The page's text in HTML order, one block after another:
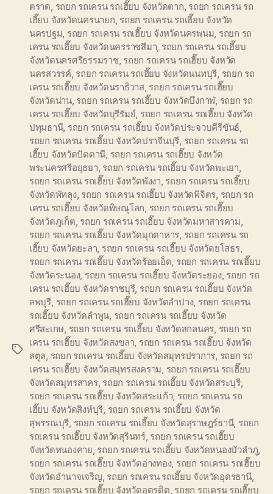
Tags
ตราด, รถยก รถเครน รถเฮี๊ยบ จังหวัดตาก, รถยก รถเครน รถ
เฮี๊ยบ จังหวัดนครนายก, รถยก รถเครน รถเฮี๊ยบ จังหวัด
นครปฐม, รถยก รถเครน รถเฮี๊ยบ จังหวัดนครพนม, รถยก รถ
เครน รถเฮี๊ยบ จังหวัดนครราชสีมา, รถยก รถเครน รถเฮี๊ยบ
จังหวัดนครศรีธรรมราช, รถยก รถเครน รถเฮี๊ยบ จังหวัด
นครสวรรค์, รถยก รถเครน รถเฮี๊ยบ จังหวัดนนทบุรี, รถยก รถ
เครน รถเฮี๊ยบ จังหวัดนราธิวาส, รถยก รถเครน รถเฮี๊ยบ
จังหวัดน่าน, รถยก รถเครน รถเฮี๊ยบ จังหวัดบึงกาฬ, รถยก รถ
เครน รถเฮี๊ยบ จังหวัดบุรีรัมย์, รถยก รถเครน รถเฮี๊ยบ จังหวัด
ปทุมธานี, รถยก รถเครน รถเฮี๊ยบ จังหวัดประจวบคีรีขันธ์,
รถยก รถเครน รถเฮี๊ยบ จังหวัดปราจีนบุรี, รถยก รถเครน รถ
เฮี๊ยบ จังหวัดปัตตานี, รถยก รถเครน รถเฮี๊ยบ จังหวัด
พระนครศรีอยุธยา, รถยก รถเครน รถเฮี๊ยบ จังหวัดพะเยา,
รถยก รถเครน รถเฮี๊ยบ จังหวัดพังงา, รถยก รถเครน รถเฮี๊ยบ
จังหวัดพัทลุง, รถยก รถเครน รถเฮี๊ยบ จังหวัดพิจิตร, รถยก รถ
เครน รถเฮี๊ยบ จังหวัดพิษณุโลก, รถยก รถเครน รถเฮี๊ยบ
จังหวัดภูเก็ต, รถยก รถเครน รถเฮี๊ยบ จังหวัดมหาสารคาม,
รถยก รถเครน รถเฮี๊ยบ จังหวัดมุกดาหาร, รถยก รถเครน รถ
เฮี๊ยบ จังหวัดยะลา, รถยก รถเครน รถเฮี๊ยบ จังหวัดยโสธร,
รถยก รถเครน รถเฮี๊ยบ จังหวัดร้อยเอ็ด, รถยก รถเครน รถเฮี๊ยบ
จังหวัดระนอง, รถยก รถเครน รถเฮี๊ยบ จังหวัดระยอง, รถยก รถ
เครน รถเฮี๊ยบ จังหวัดราชบุรี, รถยก รถเครน รถเฮี๊ยบ จังหวัด
ลพบุรี, รถยก รถเครน รถเฮี๊ยบ จังหวัดลำปาง, รถยก รถเครน
รถเฮี๊ยบ จังหวัดลำพูน, รถยก รถเครน รถเฮี๊ยบ จังหวัด
ศรีสะเกษ, รถยก รถเครน รถเฮี๊ยบ จังหวัดสกลนคร, รถยก รถ
เครน รถเฮี๊ยบ จังหวัดสงขลา, รถยก รถเครน รถเฮี๊ยบ จังหวัด
สตูล, รถยก รถเครน รถเฮี๊ยบ จังหวัดสมุทรปราการ, รถยก รถ
เครน รถเฮี๊ยบ จังหวัดสมุทรสงคราม, รถยก รถเครน รถเฮี๊ยบ
จังหวัดสมุทรสาคร, รถยก รถเครน รถเฮี๊ยบ จังหวัดสระบุรี,
รถยก รถเครน รถเฮี๊ยบ จังหวัดสระแก้ว, รถยก รถเครน รถ
เฮี๊ยบ จังหวัดสิงห์บุรี, รถยก รถเครน รถเฮี๊ยบ จังหวัด
สุพรรณบุรี, รถยก รถเครน รถเฮี๊ยบ จังหวัดสุราษฎร์ธานี, รถยก
รถเครน รถเฮี๊ยบ จังหวัดสุรินทร์, รถยก รถเครน รถเฮี๊ยบ
จังหวัดหนองคาย, รถยก รถเครน รถเฮี๊ยบ จังหวัดหนองบัวลำภู,
รถยก รถเครน รถเฮี๊ยบ จังหวัดอ่างทอง, รถยก รถเครน รถเฮี๊ยบ
จังหวัดอำนาจเจริญ, รถยก รถเครน รถเฮี๊ยบ จังหวัดอุดรธานี,
รถยก รถเครน รถเฮี๊ยบ จังหวัดอุตรดิต, รถยก รถเครน รถเฮี๊ยบ